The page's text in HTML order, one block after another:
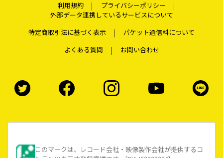
利用規約
プライバシーポリシー
外部データ連携しているサービスについて
特定商取引法に基づく表示
パケット通信料について
よくある質問
お問い合わせ
このマークは、レコード会社・映像製作会社が提供するコ